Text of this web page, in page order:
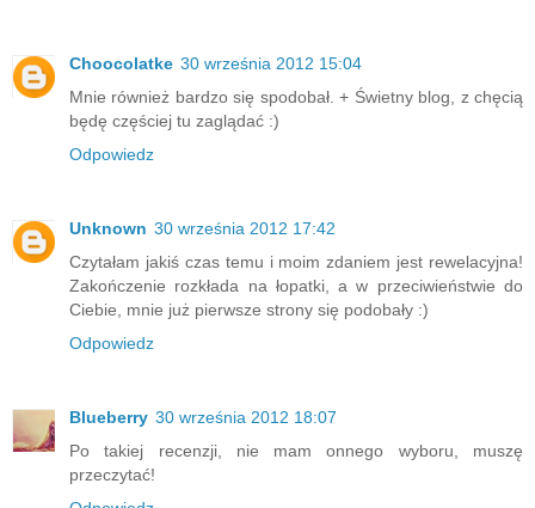
Choocolatke 30 września 2012 15:04
Mnie również bardzo się spodobał. + Świetny blog, z chęcią
będę częściej tu zaglądać :)
Odpowiedz
Unknown 30 września 2012 17:42
Czytałam jakiś czas temu i moim zdaniem jest rewelacyjna!
Zakończenie rozkłada na łopatki, a w przeciwieństwie do
Ciebie, mnie już pierwsze strony się podobały :)
Odpowiedz
Blueberry 30 września 2012 18:07
Po takiej recenzji, nie mam onnego wyboru, muszę
przeczytać!